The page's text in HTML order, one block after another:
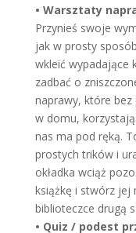
• Warsztaty
Przynieś swoje
jak w prosty
wkleić wypadające
zadbać o
naprawy, które
w domu,
nas ma pod ręką.
prostych trików i
okładka wciąż
książkę i stwórz jej
biblioteczce drugą
• Quiz / podest